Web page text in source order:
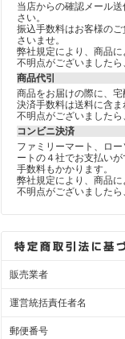
当店からの確認メール
さい。
振込手数料はお客様の
さいませ。
弊社規定により、商品に
不明点がございましたら
商品代引
商品をお届けの際に、宅
決済手数料は送料に含ま
不明点がございましたら
コンビニ決済
ファミリーマート、ロ
ートの４社でお支払い
手数料もかかります。
弊社規定により、商品に
不明点がございましたら
販売業者
運営統括責任者名
郵便番号